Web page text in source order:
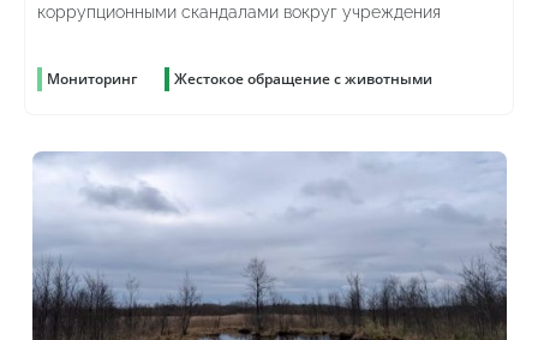
коррупционными скандалами вокруг учреждения
Мониторинг Жестокое обращение с животными